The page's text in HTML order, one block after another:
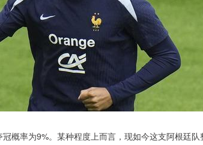
概率为9%。某种程度上而言，现如今这支阿根廷